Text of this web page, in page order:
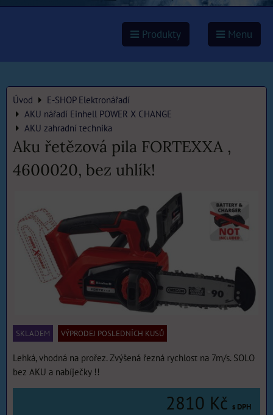
Produkty Menu
Úvod
E-SHOP Elektronářadí
AKU nářadí Einhell POWER X CHANGE
AKU zahradní technika
Aku řetězová pila FORTEXXA ,
4600020, bez uhlík!
SKLADEM VÝPRODEJ POSLEDNÍCH KUSŮ
Lehká, vhodná na prořez. Zvýšená řezná rychlost na 7m/s. SOLO
bez AKU a nabíječky !!
2810 Kč s DPH